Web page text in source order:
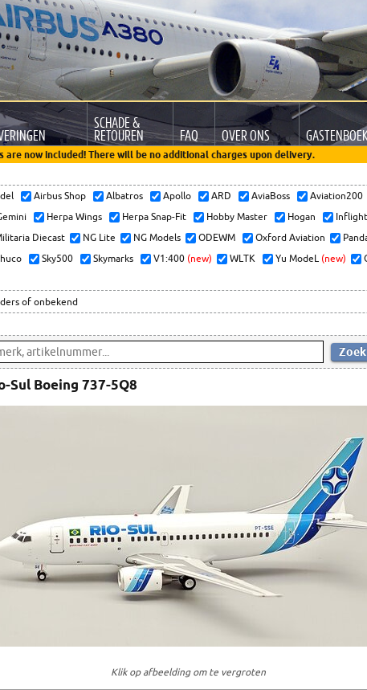
SCHADE &
RETOUREN FAQ OVER ONS GASTEN
are now included! There will be no additional charges upon delivery.
Airbus Shop Albatros Apollo ARD AviaBoss Aviation200
Herpa Wings Herpa Snap-Fit Hobby Master Hogan
Diecast NG Lite NG Models ODEWM Oxford Aviation
Sky500 Skymarks V1:400 (new) WLTK Yu ModeL (new)
of onbekend
Sul Boeing 737-5Q8
Klik op afbeelding om te vergroten